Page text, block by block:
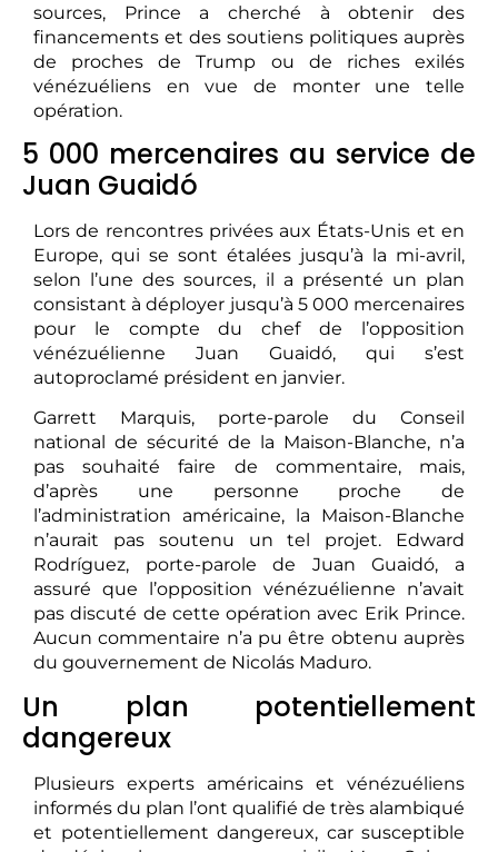
sources, Prince a cherché à obtenir des
financements et des soutiens politiques auprès
de proches de Trump ou de riches exilés
vénézuéliens en vue de monter une telle
opération.
5 000 mercenaires au service de
Juan Guaidó
Lors de rencontres privées aux États-Unis et en
Europe, qui se sont étalées jusqu’à la mi-avril,
selon l’une des sources, il a présenté un plan
consistant à déployer jusqu’à 5 000 mercenaires
pour le compte du chef de l’opposition
vénézuélienne Juan Guaidó, qui s’est
autoproclamé président en janvier.
Garrett Marquis, porte-parole du Conseil
national de sécurité de la Maison-Blanche, n’a
pas souhaité faire de commentaire, mais,
d’après une personne proche de
l’administration américaine, la Maison-Blanche
n’aurait pas soutenu un tel projet. Edward
Rodríguez, porte-parole de Juan Guaidó, a
assuré que l’opposition vénézuélienne n’avait
pas discuté de cette opération avec Erik Prince.
Aucun commentaire n’a pu être obtenu auprès
du gouvernement de Nicolás Maduro.
Un plan potentiellement
dangereux
Plusieurs experts américains et vénézuéliens
informés du plan l’ont qualifié de très alambiqué
et potentiellement dangereux, car susceptible